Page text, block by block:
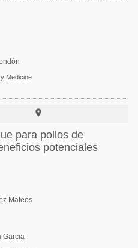
Medicine

para pollos de
potenciales
Mateos
Garcia